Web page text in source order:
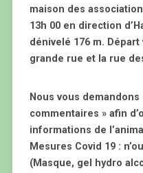
maison des
13h 00 ​en direction
dénivelé 176 m. Départ
grande rue et la rue
Nous vous
commentaires » afin
informations de
Mesures Covid 19 :
(Masque, gel hydro